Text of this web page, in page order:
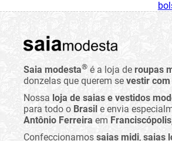
Saia modesta® é a loja de roupas
donzelas que querem se vestir
Nossa loja de saias e vestidos
para todo o Brasil e envia
Antônio Ferreira em
Confeccionamos saias midi, saias